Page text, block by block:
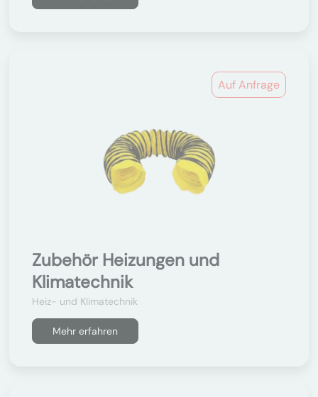
Auf Anfrage
Zubehör Heizungen und
Klimatechnik
Heiz- und Klimatechnik
Mehr erfahren